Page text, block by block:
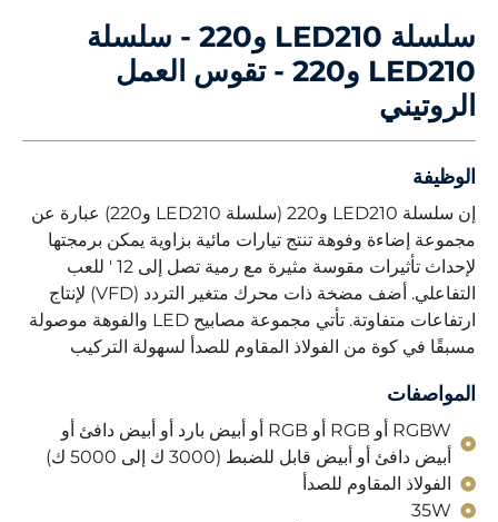
سلسلة LED210 و220 - سلسلة
LED210 و220 - تقوس العمل
الروتيني
الوظيفة
إن سلسلة LED210 و220 (سلسلة LED210 و220) عبارة عن
مجموعة إضاءة وفوهة تنتج تيارات مائية بزاوية يمكن برمجتها
لإحداث تأثيرات مقوسة مثيرة مع رمية تصل إلى 12 ′ للعب
التفاعلي. أضف مضخة ذات محرك متغير التردد (VFD) لإنتاج
ارتفاعات متفاوتة. تأتي مجموعة مصابيح LED والفوهة موصولة
مسبقًا في كوة من الفولاذ المقاوم للصدأ لسهولة التركيب
المواصفات
RGBW أو RGB أو RGB أو أبيض بارد أو أبيض دافئ أو
أبيض دافئ أو أبيض قابل للضبط (3000 ك إلى 5000 ك)
الفولاذ المقاوم للصدأ
35W